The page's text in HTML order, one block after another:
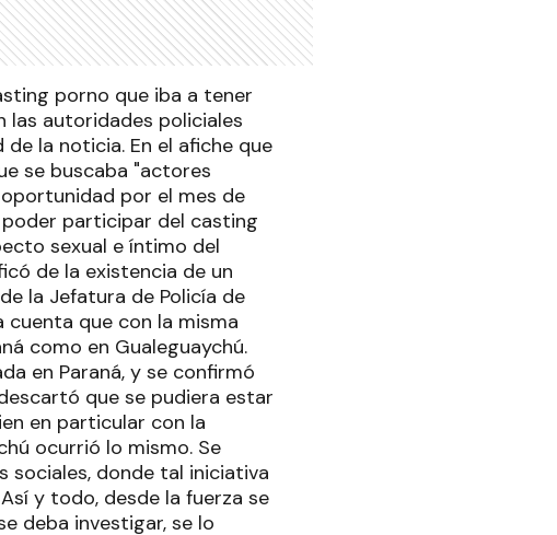
porno que iba a tener
las autoridades policiales
la noticia. En el afiche que
se buscaba "actores
por el mes de
poder participar del casting
sexual e íntimo del
de la existencia de un
la Jefatura de Policía de
cuenta que con la misma
como en Gualeguaychú.
en Paraná, y se confirmó
que se pudiera estar
en particular con la
ocurrió lo mismo. Se
sociales, donde tal iniciativa
y todo, desde la fuerza se
deba investigar, se lo